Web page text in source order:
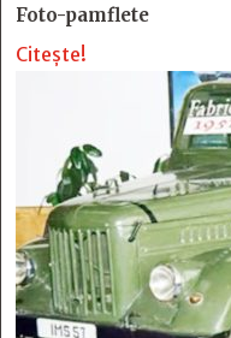
Foto-pamflete
Citește!